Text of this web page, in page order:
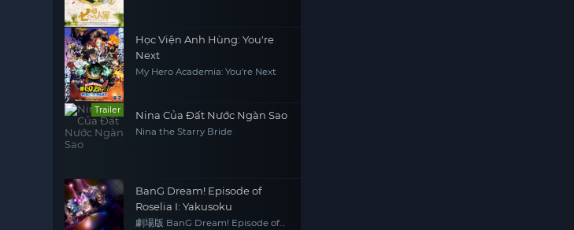
Học Viện Anh Hùng: You're
Next
My Hero Academia: You're Next
Trailer Nina Của Đất Nước Ngàn Sao
Nina the Starry Bride
BanG Dream! Episode of
Roselia I: Yakusoku
劇場版 BanG Dream! Episode of